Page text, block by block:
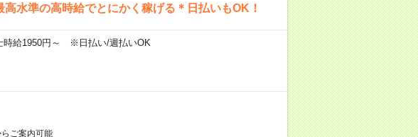
水準の高時給でとにかく稼げる＊日払いもOK！
時給1950円～ ※日払い/週払いOK
ご案内可能